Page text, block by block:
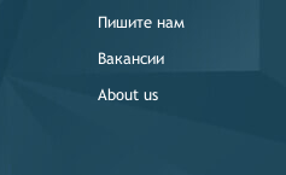
Пишите нам
Вакансии
About us